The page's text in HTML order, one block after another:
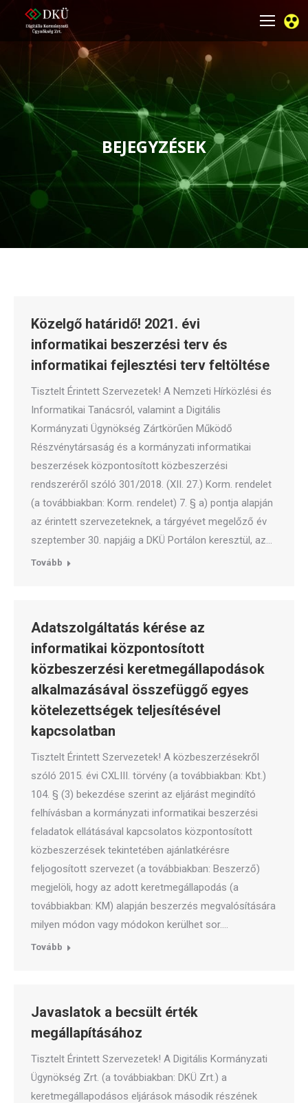
BEJEGYZÉSEK
You are here:
Közelgő határidő! 2021. évi
informatikai beszerzési terv és
informatikai fejlesztési terv feltöltése
Tisztelt Érintett Szervezetek! A Nemzeti Hírközlési és
Informatikai Tanácsról, valamint a Digitális
Kormányzati Ügynökség Zártkörűen Működő
Részvénytársaság és a kormányzati informatikai
beszerzések központosított közbeszerzési
rendszeréről szóló 301/2018. (XII. 27.) Korm. rendelet
(a továbbiakban: Korm. rendelet) 7. § a) pontja alapján
az érintett szervezeteknek, a tárgyévet megelőző év
szeptember 30. napjáig a DKÜ Portálon keresztül, az…
Tovább
Adatszolgáltatás kérése az
informatikai központosított
közbeszerzési keretmegállapodások
alkalmazásával összefüggő egyes
kötelezettségek teljesítésével
kapcsolatban
Tisztelt Érintett Szervezetek! A közbeszerzésekről
szóló 2015. évi CXLIII. törvény (a továbbiakban: Kbt.)
104. § (3) bekezdése szerint az eljárást megindító
felhívásban a kormányzati informatikai beszerzési
feladatok ellátásával kapcsolatos központosított
közbeszerzések tekintetében ajánlatkérésre
feljogosított szervezet (a továbbiakban: Beszerző)
megjelöli, hogy az adott keretmegállapodás (a
továbbiakban: KM) alapján beszerzés megvalósítására
milyen módon vagy módokon kerülhet sor.…
Tovább
Javaslatok a becsült érték
megállapításához
Tisztelt Érintett Szervezetek! A Digitális Kormányzati
Ügynökség Zrt. (a továbbiakban: DKÜ Zrt.) a
keretmegállapodásos eljárások második részének